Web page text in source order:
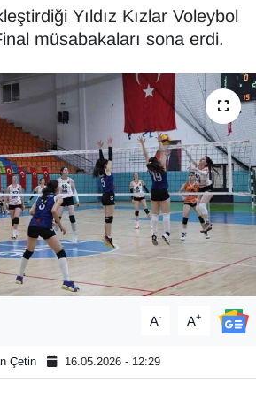
Yıldız Kızlar Voleybol
müsabakaları sona erdi.
A- A+
Çetin 16.05.2026 - 12:29